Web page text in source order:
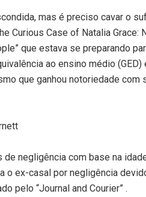
mas é preciso cavar o
Curious Case of Natalia Grace:
que estava se preparando
ao ensino médio (GED)
que ganhou notoriedade com
negligência com base na
o ex-casal por negligência
pelo “Journal and Courier” .